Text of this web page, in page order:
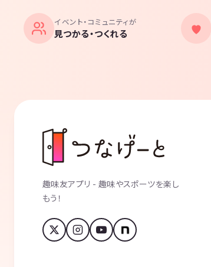
イベント・コミュニティが
見つかる・つくれる
趣味友アプリ - 趣味やスポーツを楽し
もう！